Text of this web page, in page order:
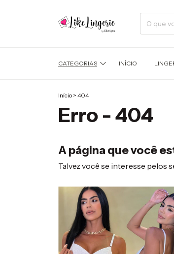
CATEGORIAS INÍCIO
Início > 404
Erro - 404
A página que você
Talvez você se interesse pelos